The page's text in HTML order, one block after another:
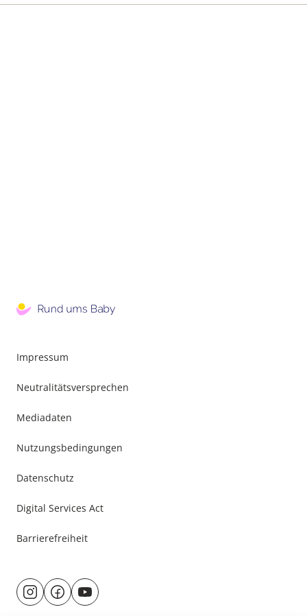
Impressum
Neutralitätsversprechen
Mediadaten
Nutzungsbedingungen
Datenschutz
Digital Services Act
Barrierefreiheit
Besuche
uns@rund.ums.baby
facebook.com/rundumsbaby.de
youtube.com/@rundumsbaby_